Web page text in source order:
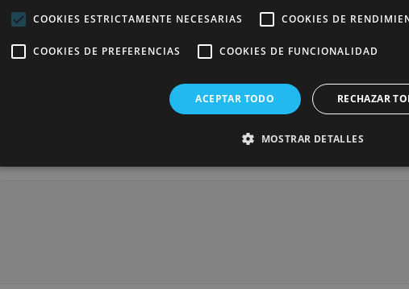
Siguiente
respuesta
correo electrónico no será publicada.
COOKIES ESTRICTAMENTE NECESARIAS COOKIES DE
COOKIES DE PREFERENCIAS COOKIES DE FUNCIONALIDAD
ACEPTAR TODO RECHAZAR
MOSTRAR DETALLES